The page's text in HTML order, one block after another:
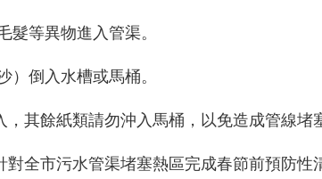
等異物進入管渠。
倒入水槽或馬桶。
其餘紙類請勿沖入馬桶，以免造成管線堵
全市污水管渠堵塞熱區完成春節前預防性